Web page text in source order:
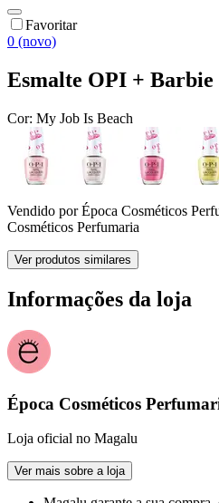
Favoritar
0 (novo)
Esmalte OPI + Barbie
Cor: My Job Is Beach
Vendido porÉpoca Cosméticos
Cosméticos Perfumaria
Ver produtos similares
Informações da loja
Época Cosméticos
Loja oficial no Magalu
Ver mais sobre a loja